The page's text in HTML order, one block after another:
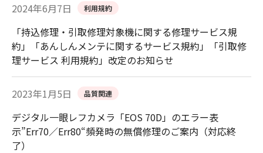
2024年6月7日 利用規約
「持込修理・引取修理対象機に関する修理サービス規
約」「あんしんメンテに関するサービス規約」「引取修
理サービス 利用規約」改定のお知らせ
2023年1月5日 品質関連
デジタル一眼レフカメラ「EOS 70D」のエラー表
示”Err70／Err80“頻発時の無償修理のご案内（対応終
了）